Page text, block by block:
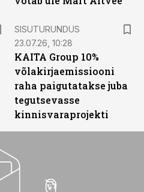
SISUTURUNDUS
23.07.26, 10:28
KAITA Group 10%
võlakirjaemissiooni
raha paigutatakse juba
tegutsevasse
kinnisvaraprojekti